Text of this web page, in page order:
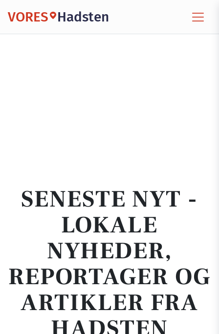
VORES Hadsten
SENESTE NYT -
LOKALE
NYHEDER,
REPORTAGER OG
ARTIKLER FRA